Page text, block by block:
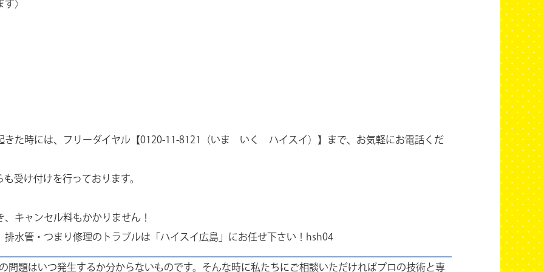
〉
きた時には、フリーダイヤル【0120-11-8121（いま いく ハイスイ）】まで、お気軽にお電話くだ
受け付けを行っております。
キャンセル料もかかりません！
水管・つまり修理のトラブルは「ハイスイ広島」にお任せ下さい！hsh04
問題はいつ発生するか分からないものです。そんな時に私たちにご相談いただければプロの技術と専